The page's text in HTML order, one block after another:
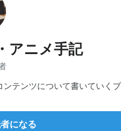
アニメ手記
テンツについて書いていく
になる